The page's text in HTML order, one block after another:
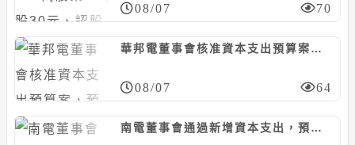
08/07 70
華邦電董事會核准資本支出預算案，預計投資約130.74億元
08/07 64
南電董事會通過新增資本支出，預計投資468億元